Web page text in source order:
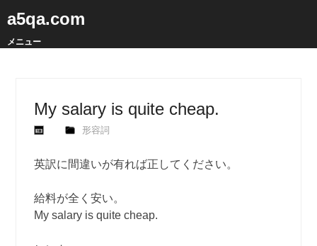
a5qa.com
メニュー
My salary is quite cheap.
形容詞
英訳に間違いが有れば正してください。
給料が全く安い。
My salary is quite cheap.